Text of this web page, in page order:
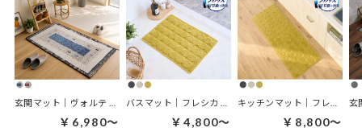
￥6,980～ ￥4,800～ ￥8,800～